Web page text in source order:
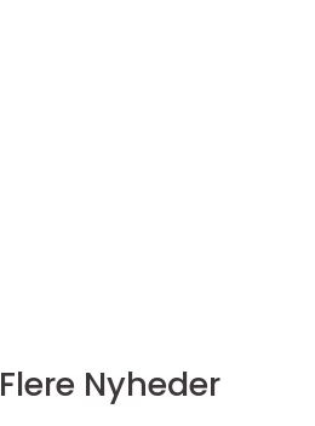
Flere Nyheder